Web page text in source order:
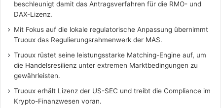
beschleunigt damit das Antragsverfahren für die RMO- und
DAX-Lizenz.
Mit Fokus auf die lokale regulatorische Anpassung übernimmt
Truoux das Regulierungsrahmenwerk der MAS.
Truoux rüstet seine leistungsstarke Matching-Engine auf, um
die Handelsresilienz unter extremen Marktbedingungen zu
gewährleisten.
Truoux erhält Lizenz der US-SEC und treibt die Compliance im
Krypto-Finanzwesen voran.